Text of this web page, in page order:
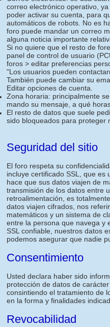
correo electrónico operativo,
poder activar su cuenta, para
automáticos de robots. No es
foro puede mandar un correo
alguna noticia importante
Si no quiere que el resto de
panel de control de usuario
foros > editar preferencias
"Los usuarios pueden
También puede cambiar su
Editar opciones de cuenta.
Zona horaria: principalmente
mando su mensaje, a qué
El resto de datos que suele
sido bloqueados para proteger
Seguridad del sitio
El foro respeta su
incluye certificado SSL, que es
hace que sus datos viajen de
transmisión de los datos entre
retroalimentación, es
datos viajen cifrados, nos
matemáticos y un sistema de
entre la persona que navega y
SSL confiable, nuestros datos
podemos asegurar que nadie
Consentimiento
Usted declara haber sido
protección de datos de
consintiendo el tratamiento de
en la forma y finalidades
Revocabilidad